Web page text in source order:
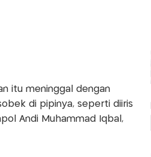
itu meninggal dengan
di pipinya, seperti diiris
Andi Muhammad Iqbal,